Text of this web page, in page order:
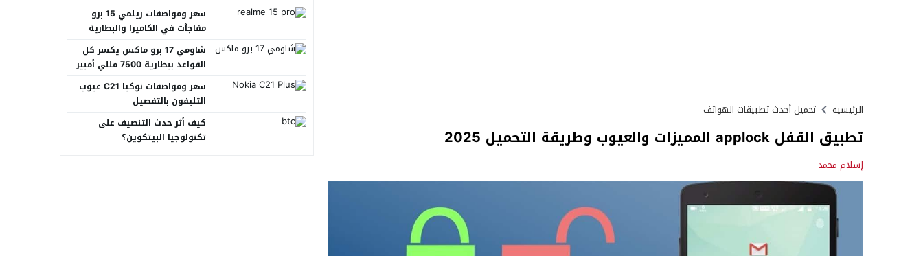
الرئيسية تحميل أحدث تطبيقات الهواتف
تطبيق القفل applock المميزات والعيوب وطريقة التحميل 2025
إسلام محمد
سعر ومواصفات ريلمي 15 برو
مفاجآت في الكاميرا والبطارية
شاومي 17 برو ماكس يكسر كل
القواعد ببطارية 7500 مللي أمبير
سعر ومواصفات نوكيا C21 عيوب
التليفون بالتفصيل
كيف أثر حدث التنصيف على
تكنولوجيا البيتكوين؟